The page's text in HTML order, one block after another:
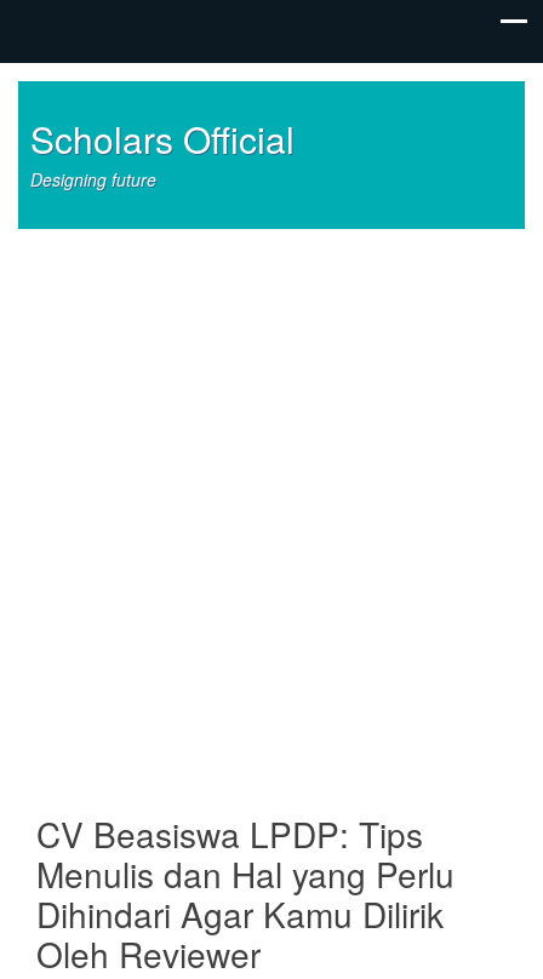
Scholars Official
Designing future
CV Beasiswa LPDP: Tips
Menulis dan Hal yang Perlu
Dihindari Agar Kamu Dilirik
Oleh Reviewer